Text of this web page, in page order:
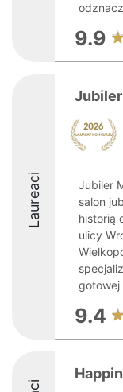
9.9
Laureaci
Jubiler
salon
historią
ulicy
gotowej
9.4